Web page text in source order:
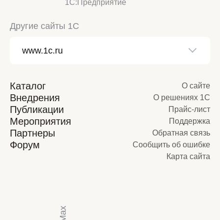
1С:Предприятие
Другие сайты 1С
Каталог
Внедрения
Публикации
Мероприятия
Партнеры
Форум
О сайте
О решениях 1С
Прайс-лист
Поддержка
Обратная связь
Сообщить об ошибке
Карта сайта